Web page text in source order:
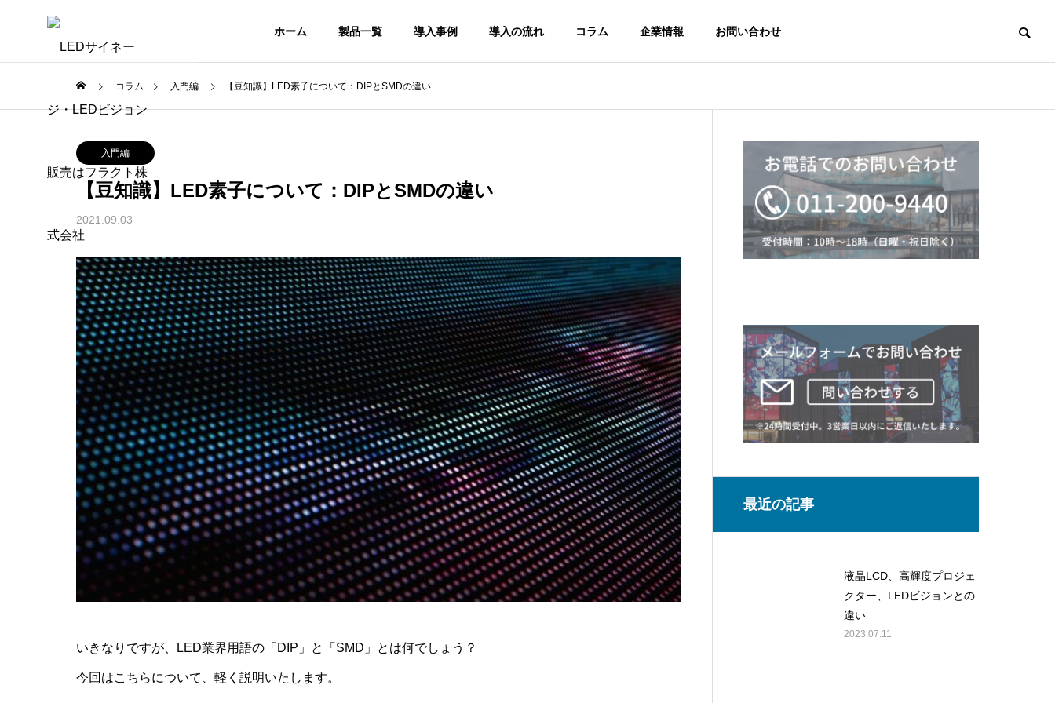
ホーム 製品一覧 導入事例 導入の流れ コラム 企業情報 お問い合わせ
PRODUCTS
室内用LEDビ
ジョン
INDOOR LED
VISION
屋外用LEDビ
ジョン
OUTDOOR
LED VISION
透過型LEDビ
ジョン
SEE THROUGH
LED VISION
CUBE LED
VISION
液晶ディスプ
LCD DISPLAY
コラム
COLUMN
使用方法
【簡単設定！】ポスター型LE
Dディスプレイのマルチ接続
【コスパ比較】LEDビジョン
はレンタルより購入がお得⁉︎
【業種別】札幌市内における
デジタルサイネージの導入事
例
企業情報
COMPANY
アクセス
ACCESS
コラム 入門編 【豆知識】LED素子について：DIPとSMDの違い
入門編
【豆知識】LED素子について：DIPとSMDの違い
2021.09.03
いきなりですが、LED業界用語の「DIP」と「SMD」とは何でしょう？
今回はこちらについて、軽く説明いたします。
最近の記事
液晶LCD、高輝度プロジェ
クター、LEDビジョンとの
違い
2023.07.11